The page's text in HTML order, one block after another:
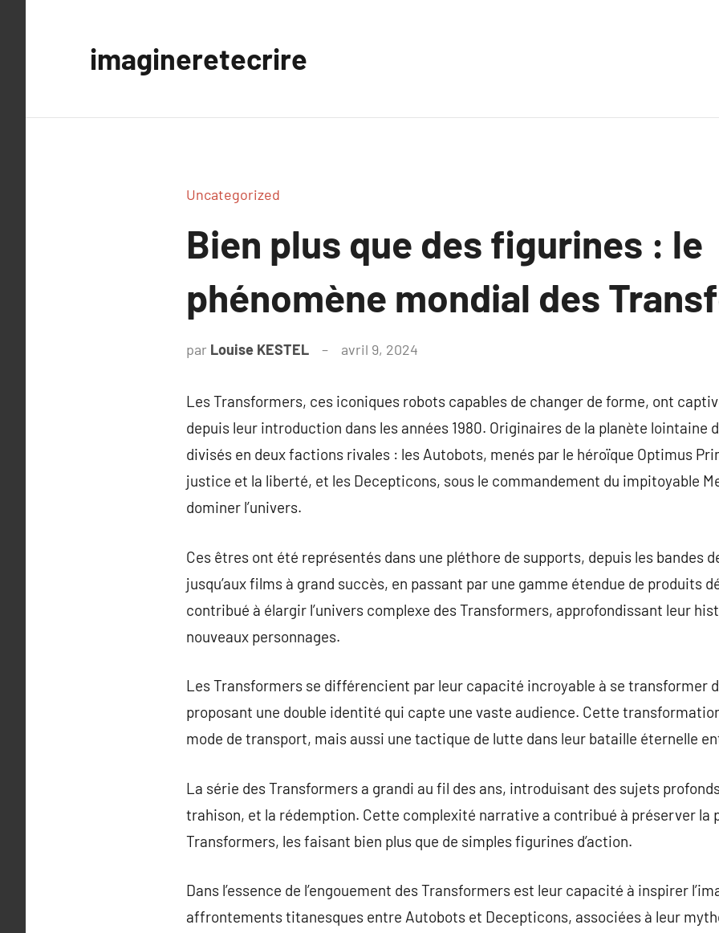
imagineretecrire
Uncategorized
Bien plus que des figurines : le
phénomène mondial des
par Louise KESTEL avril 9, 2024
Les Transformers, ces iconiques robots capables de changer de forme, ont
depuis leur introduction dans les années 1980. Originaires de la planète lointaine
divisés en deux factions rivales : les Autobots, menés par le héroïque Optimus
justice et la liberté, et les Decepticons, sous le commandement du impitoyable
dominer l’univers.
Ces êtres ont été représentés dans une pléthore de supports, depuis les bandes
jusqu’aux films à grand succès, en passant par une gamme étendue de produits
contribué à élargir l’univers complexe des Transformers, approfondissant leur
nouveaux personnages.
Les Transformers se différencient par leur capacité incroyable à se transformer
proposant une double identité qui capte une vaste audience. Cette
mode de transport, mais aussi une tactique de lutte dans leur bataille éternelle
La série des Transformers a grandi au fil des ans, introduisant des sujets
trahison, et la rédemption. Cette complexité narrative a contribué à préserver la
Transformers, les faisant bien plus que de simples figurines d’action.
Dans l’essence de l’engouement des Transformers est leur capacité à inspirer
affrontements titanesques entre Autobots et Decepticons, associées à leur